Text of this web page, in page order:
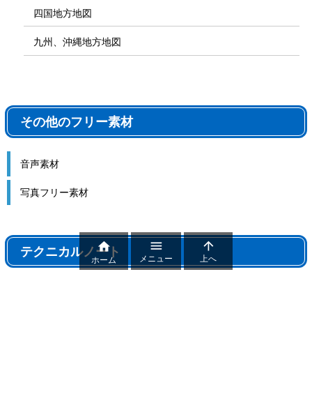
四国地方地図
九州、沖縄地方地図
その他のフリー素材
音声素材
写真フリー素材
テクニカルノート

ホーム

メニュー

上へ